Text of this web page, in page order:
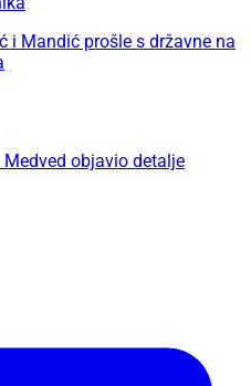
i Mandić prošle s državne na
objavio detalje